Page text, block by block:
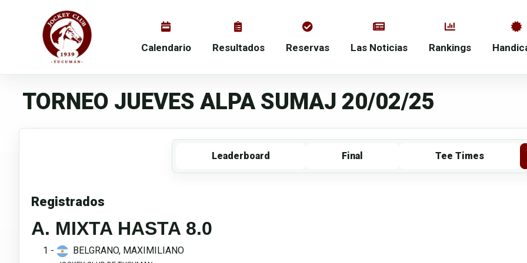
Calendario Resultados Reservas Las Noticias Rankings
TORNEO JUEVES ALPA SUMAJ 20/02/25
Leaderboard Final Tee Times
Registrados
A. MIXTA HASTA 8.0
1 - BELGRANO, MAXIMILIANO